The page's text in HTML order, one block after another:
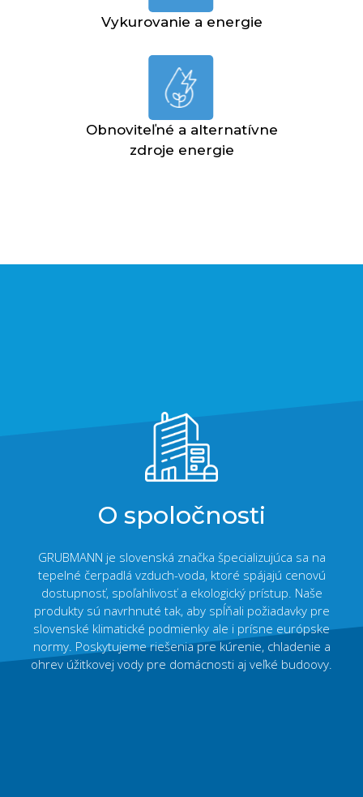
Vykurovanie a energie
Obnoviteľné a alternatívne
zdroje energie
O spoločnosti
GRUBMANN je slovenská značka špecializujúca sa na
tepelné čerpadlá vzduch-voda, ktoré spájajú cenovú
dostupnosť, spoľahlivosť a ekologický prístup. Naše
produkty sú navrhnuté tak, aby spĺňali požiadavky pre
slovenské klimatické podmienky ale i prísne európske
normy. Poskytujeme riešenia pre kúrenie, chladenie a
ohrev úžitkovej vody pre domácnosti aj veľké budoovy.